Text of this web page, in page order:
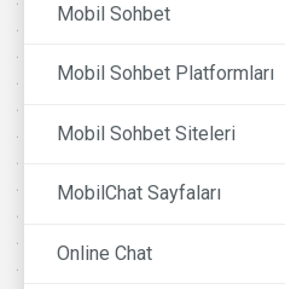
Mobil Sohbet
Mobil Sohbet Platformları
Mobil Sohbet Siteleri
MobilChat Sayfaları
Online Chat